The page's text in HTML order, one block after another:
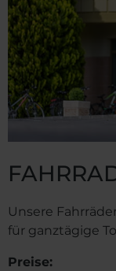
Unsere
für ganztägige
Preise: